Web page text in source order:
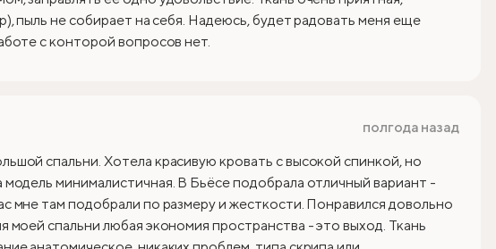
пыль не собирает на себя. Надеюсь, будет радовать меня еще
с конторой вопросов нет.
полгода назад
спальни. Хотела красивую кровать с высокой спинкой, но
модель минималистичная. В Бьёсе подобрала отличный вариант -
мне там подобрали по размеру и жесткости. Понравился довольно
моей спальни любая экономия пространства - это выход. Ткань